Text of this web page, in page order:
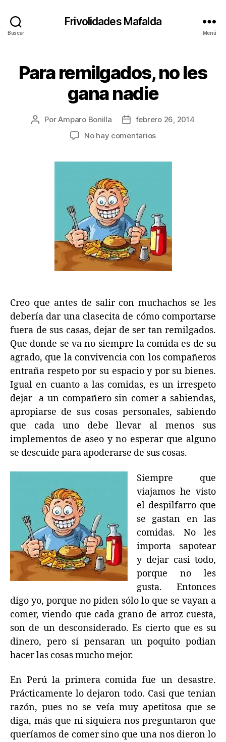
Buscar
Frivolidades Mafalda
Menú
Categorías
Para remilgados, no les
gana nadie
Autor
PorAmparo Bonilla
Fechafebrero 26, 2014
No hay comentariosen
Creo que antes de salir con muchachos se les
debería dar una clasecita de cómo comportarse
fuera de sus casas, dejar de ser tan remilgados.
Que donde se va no siempre la comida es de su
agrado, que la convivencia con los compañeros
entraña respeto por su espacio y por su bienes.
Igual en cuanto a las comidas, es un irrespeto
dejar a un compañero sin comer a sabiendas,
apropiarse de sus cosas personales, sabiendo
que cada uno debe llevar al menos sus
implementos de aseo y no esperar que alguno
se descuide para apoderarse de sus cosas.
Siempre que
viajamos he visto
el despilfarro que
se gastan en las
comidas. No les
importa sapotear
y dejar casi todo,
porque no les
gusta. Entonces
digo yo, porque no piden sólo lo que se vayan a
comer, viendo que cada grano de arroz cuesta,
son de un desconsiderado. Es cierto que es su
dinero, pero si pensaran un poquito podian
hacer las cosas mucho mejor.
En Perú la primera comida fue un desastre.
Prácticamente lo dejaron todo. Casi que tenian
razón, pues no se veía muy apetitosa que se
diga, más que ni siquiera nos preguntaron que
queríamos de comer sino que una nos dieron lo